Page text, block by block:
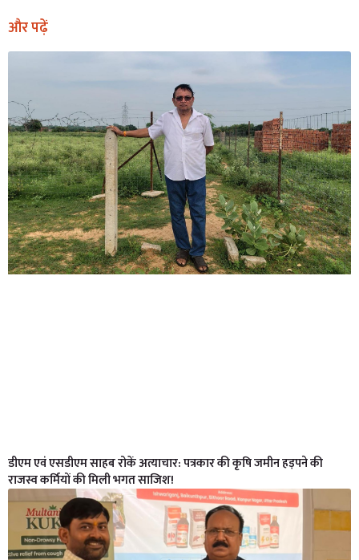
और पढ़ें
डीएम एवं एसडीएम साहब रोकें अत्याचार: पत्रकार की कृषि जमीन हड़पने की
राजस्व कर्मियों की मिली भगत साजिश!